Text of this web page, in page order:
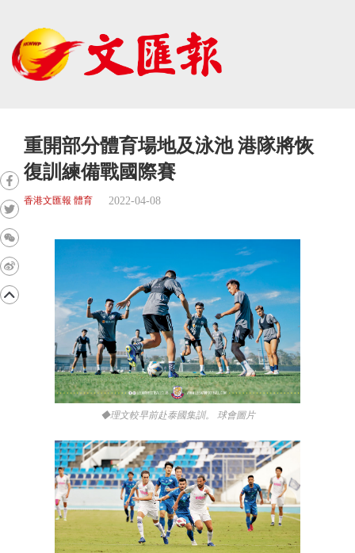
重開部分體育場地及泳池 港隊將恢
復訓練備戰國際賽
香港文匯報 體育 2022-04-08
◆理文較早前赴泰國集訓。 球會圖片